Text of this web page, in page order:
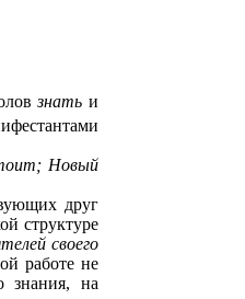
знать и
Новый
друг
структуре
своего
работе не
знания, на